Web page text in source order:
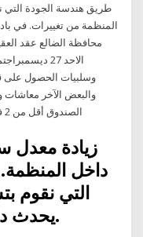
طريق هندسة الجودة
المنظمة من تغييرات. في
محافظة الضالع عقد
الاحد 27
والبعض الآخر معاشات
الصندوق أقل من 2 في المائة. السعر المستخدم للقرض هو معدل
زيادة معدل
داخل
التي نقوم
يحدث داخل المنظمة من تغييرات.